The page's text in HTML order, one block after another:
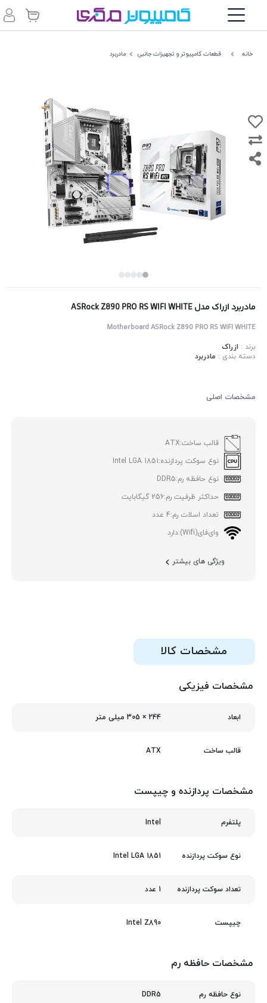
خانه قطعات کامپیوتر و تجهیزات جانبی مادربرد
مادربرد ازراک مدل ASRock Z890 PRO RS WIFI WHITE
Motherboard ASRock Z890 PRO RS WIFI WHITE
برند : ازراک
دسته بندی : مادربرد
مشخصات اصلی
قالب ساخت:ATX
نوع سوکت پردازنده:Intel LGA 1851
نوع حافظه رم:DDR5
حداکثر ظرفیت رم:256 گیگابایت
تعداد اسلات رم:4 عدد
وای‌فای(Wifi):
دارد
ویژگی های بیشتر
مشخصات کالا
مشخصات فیزیکی
ابعاد 244 × 305 میلی‌ متر
قالب ساخت ATX
مشخصات پردازنده و چیپست
پلتفرم Intel
نوع سوکت پردازنده Intel LGA 1851
تعداد سوکت پردازنده 1 عدد
چیپست Intel Z890
مشخصات حافظه رم
نوع حافظه رم DDR5